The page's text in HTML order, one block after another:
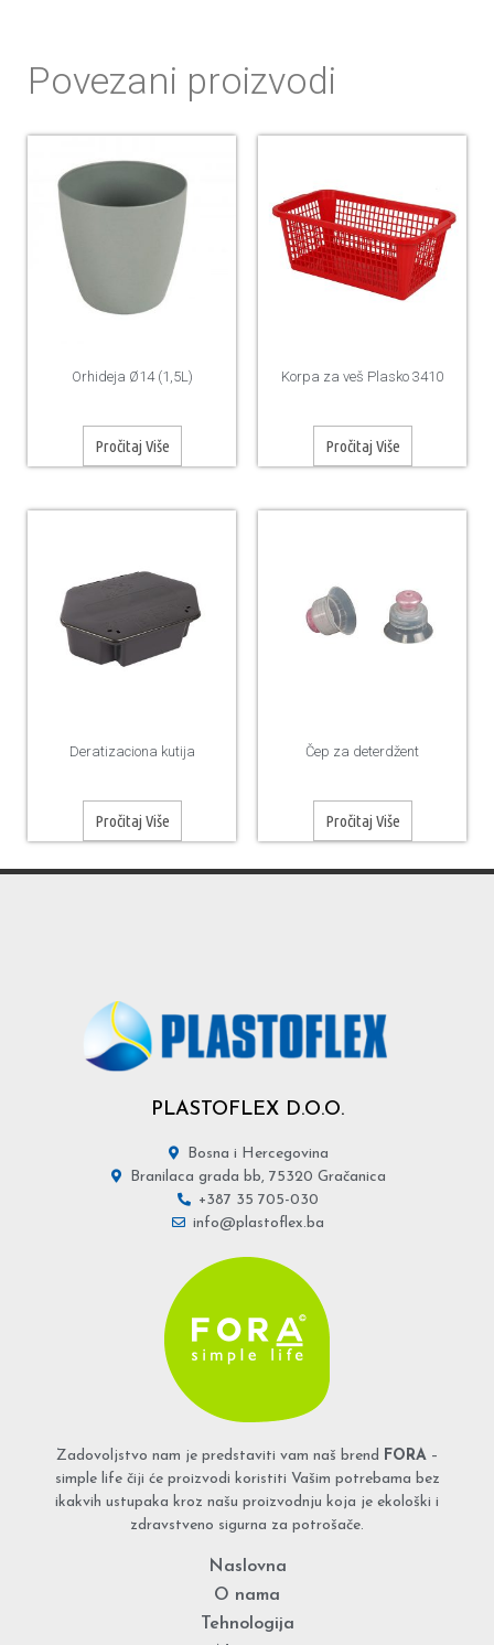
Povezani proizvodi
Orhideja Ø14 (1,5L)
Pročitaj Više
Korpa za veš Plasko 3410
Pročitaj Više
Deratizaciona kutija
Pročitaj Više
Čep za deterdžent
Pročitaj Više
PLASTOFLEX D.O.O.
Bosna i Hercegovina
Branilaca grada bb, 75320 Gračanica
+387 35 705-030
info@plastoflex.ba
Zadovoljstvo nam je predstaviti vam naš brend FORA–
simple life čiji će proizvodi koristiti Vašim potrebama bez
ikakvih ustupaka kroz našu proizvodnju koja je ekološki i
zdravstveno sigurna za potrošače.
Naslovna
O nama
Tehnologija